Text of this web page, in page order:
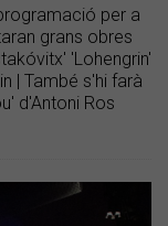
per a
grans obres
'Lohengrin'
| També s'hi farà
d'Antoni Ros